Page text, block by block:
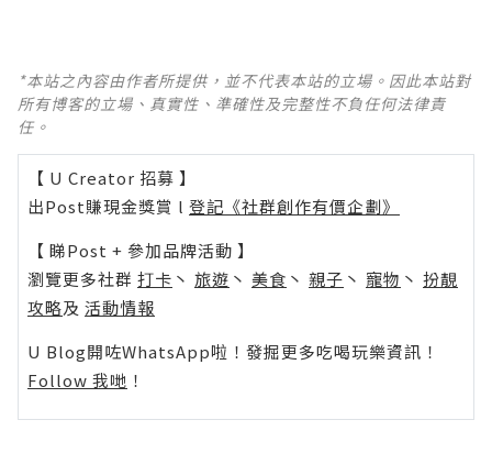
*本站之內容由作者所提供，並不代表本站的立場。因此本站對
所有博客的立場、真實性、準確性及完整性不負任何法律責
任。
【 U Creator 招募 】
出Post賺現金獎賞 l 登記《社群創作有價企劃》
【 睇Post + 參加品牌活動 】
瀏覽更多社群 打卡 丶 旅遊 丶 美食 丶 親子 丶 寵物 丶 扮靚
攻略及 活動情報
U Blog開咗WhatsApp啦！發掘更多吃喝玩樂資訊！
Follow 我哋 ！